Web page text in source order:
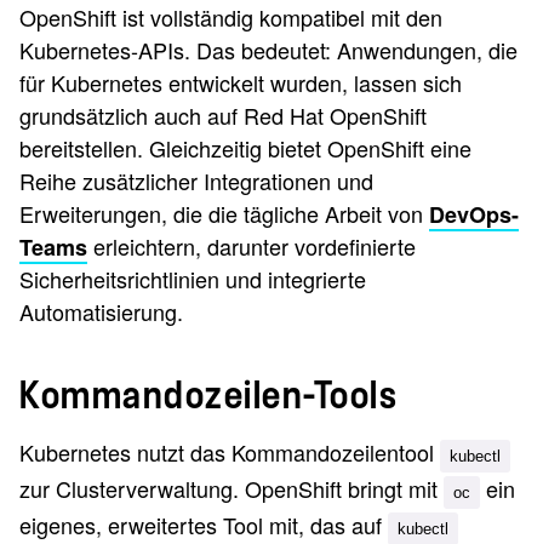
OpenShift ist vollständig kompatibel mit den
Kubernetes-APIs. Das bedeutet: Anwendungen, die
für Kubernetes entwickelt wurden, lassen sich
grundsätzlich auch auf Red Hat OpenShift
bereitstellen. Gleichzeitig bietet OpenShift eine
Reihe zusätzlicher Integrationen und
Erweiterungen, die die tägliche Arbeit von DevOps-
Teamserleichtern, darunter vordefinierte
Sicherheitsrichtlinien und integrierte
Automatisierung.
Kommandozeilen-Tools
Kubernetes nutzt das Kommandozeilentool kubectl
zur Clusterverwaltung. OpenShift bringt mit oc
ein
eigenes, erweitertes Tool mit, das auf
kubectl